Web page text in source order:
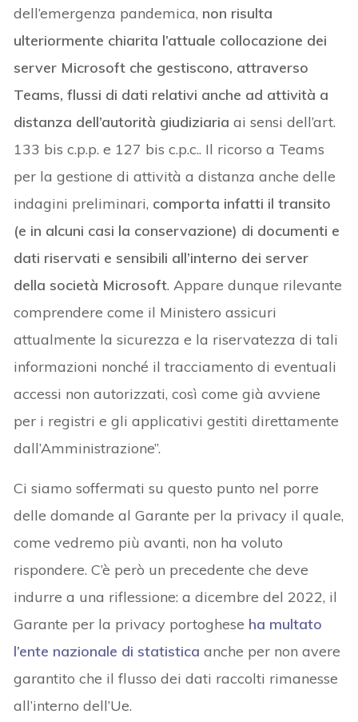
dell’emergenza pandemica, non risulta
ulteriormente chiarita l’attuale collocazione dei
server Microsoft che gestiscono, attraverso
Teams, flussi di dati relativi anche ad attività a
distanza dell’autorità giudiziaria ai sensi dell’art.
133 bis c.p.p. e 127 bis c.p.c.. Il ricorso a Teams
per la gestione di attività a distanza anche delle
indagini preliminari, comporta infatti il transito
(e in alcuni casi la conservazione) di documenti e
dati riservati e sensibili all’interno dei server
della società Microsoft. Appare dunque rilevante
comprendere come il Ministero assicuri
attualmente la sicurezza e la riservatezza di tali
informazioni nonché il tracciamento di eventuali
accessi non autorizzati, così come già avviene
per i registri e gli applicativi gestiti direttamente
dall’Amministrazione”.
Ci siamo soffermati su questo punto nel porre
delle domande al Garante per la privacy il quale,
come vedremo più avanti, non ha voluto
rispondere. C’è però un precedente che deve
indurre a una riflessione: a dicembre del 2022, il
Garante per la privacy portoghese ha multato
l’ente nazionale di statistica anche per non avere
garantito che il flusso dei dati raccolti rimanesse
all’interno dell’Ue.